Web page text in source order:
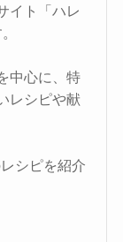
イト「ハレ
中心に、特
レシピや献
シピを紹介